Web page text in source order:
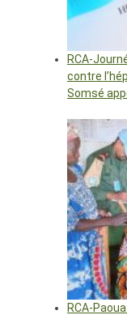
RCA-
contre
Somsé
RCA-